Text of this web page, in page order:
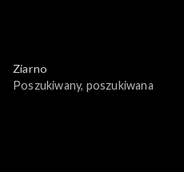
Ziarno
Poszukiwany, poszukiwana